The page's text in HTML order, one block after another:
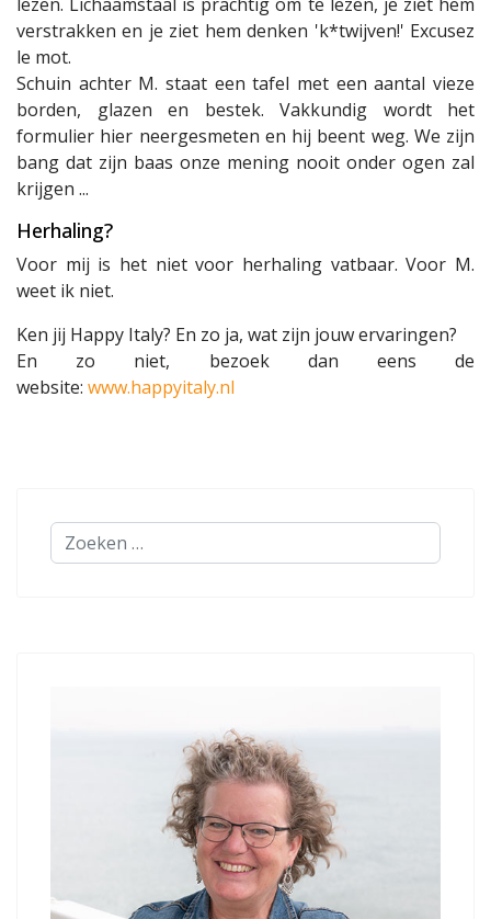
verstrakken en je ziet hem denken 'k*twijven!' Excusez
le mot.
Schuin achter M. staat een tafel met een aantal vieze
borden, glazen en bestek. Vakkundig wordt het
formulier hier neergesmeten en hij beent weg. We zijn
bang dat zijn baas onze mening nooit onder ogen zal
krijgen ...
Herhaling?
Voor mij is het niet voor herhaling vatbaar. Voor M.
weet ik niet.
Ken jij Happy Italy? En zo ja, wat zijn jouw ervaringen?
En zo niet, bezoek dan eens de
website: www.happyitaly.nl